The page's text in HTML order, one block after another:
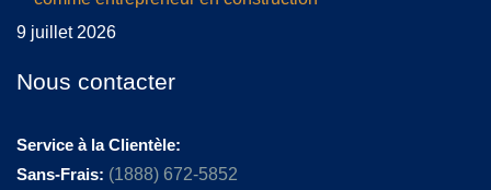
9 juillet 2026
Nous contacter
Service à la Clientèle:
Sans-Frais: (1888) 672-5852